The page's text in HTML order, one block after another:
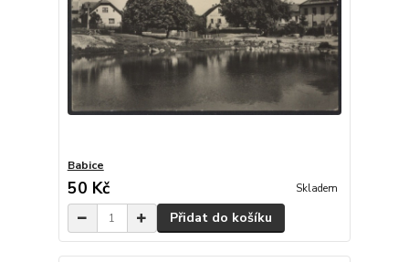
Babice
50 Kč Skladem
Přidat do košíku